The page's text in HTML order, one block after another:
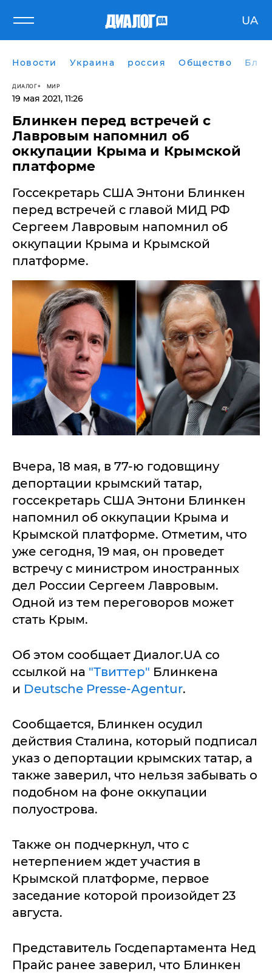
UA
Новости Украина россия Общество
ДИАЛОГ МИР
19 мая 2021, 11:26
Блинкен перед встречей с
Лавровым напомнил об
оккупации Крыма и Крымской
платформе
Госсекретарь США Энтони Блинкен
перед встречей с главой МИД РФ
Сергеем Лавровым напомнил об
оккупации Крыма и Крымской
платформе.
Вчера, 18 мая, в 77-ю годовщину
депортации крымский татар,
госсекретарь США Энтони Блинкен
напомнил об оккупации Крыма и
Крымской платформе. Отметим, что
уже сегодня, 19 мая, он проведет
встречу с министром иностранных
дел России Сергеем Лавровым.
Одной из тем переговоров может
стать Крым.
Об этом сообщает Диалог.UA со
ссылкой на "Твиттер" Блинкена
и Deutsche Presse-Agentur.
Сообщается, Блинкен осудил
действия Сталина, который подписал
указ о депортации крымских татар, а
также заверил, что нельзя забывать о
подобном на фоне оккупации
полуострова.
Также он подчеркнул, что с
нетерпением ждет участия в
Крымской платформе, первое
заседание которой произойдет 23
августа.
Представитель Госдепартамента Нед
Прайс ранее заверил, что Блинкен